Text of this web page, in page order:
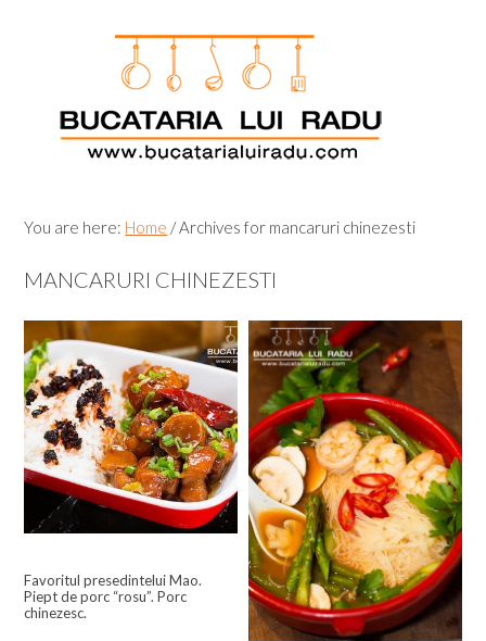
You are here: Home /Archives for mancaruri chinezesti
MANCARURI CHINEZESTI
Favoritul presedintelui Mao.
Piept de porc “rosu”. Porc
chinezesc.